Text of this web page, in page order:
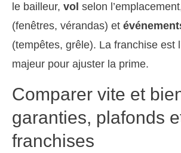
le bailleur, vol selon
(fenêtres, vérandas) et
(tempêtes, grêle). La franchise est
majeur pour ajuster la prime.
Comparer vite et
garanties, plafonds
franchises